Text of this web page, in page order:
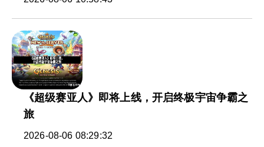
《超级赛亚人》即将上线，开启终极宇宙争霸之
旅
2026-08-06 08:29:32